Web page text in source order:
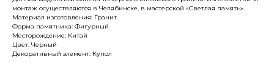
монтаж осуществляются в Челябинске, в мастерской «Светлая память».
Материал изготовления: Гранит
Форма памятника: Фигурный
Месторождение: Китай
Цвет: Черный
Декоративный элемент: Купол